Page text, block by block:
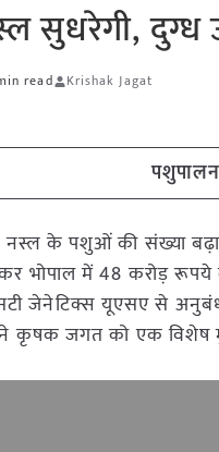
सुधरेगी, दुग्ध
read Krishak Jagat
पशुपालन
नस्ल के पशुओं की संख्या
भोपाल में 48 करोड़ रूपये
जेनेटिक्स यूएसए से
ने कृषक जगत को एक विशेष